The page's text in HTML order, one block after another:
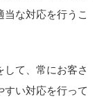
な対応を行うこ
して、常にお客さ
すい対応を行って